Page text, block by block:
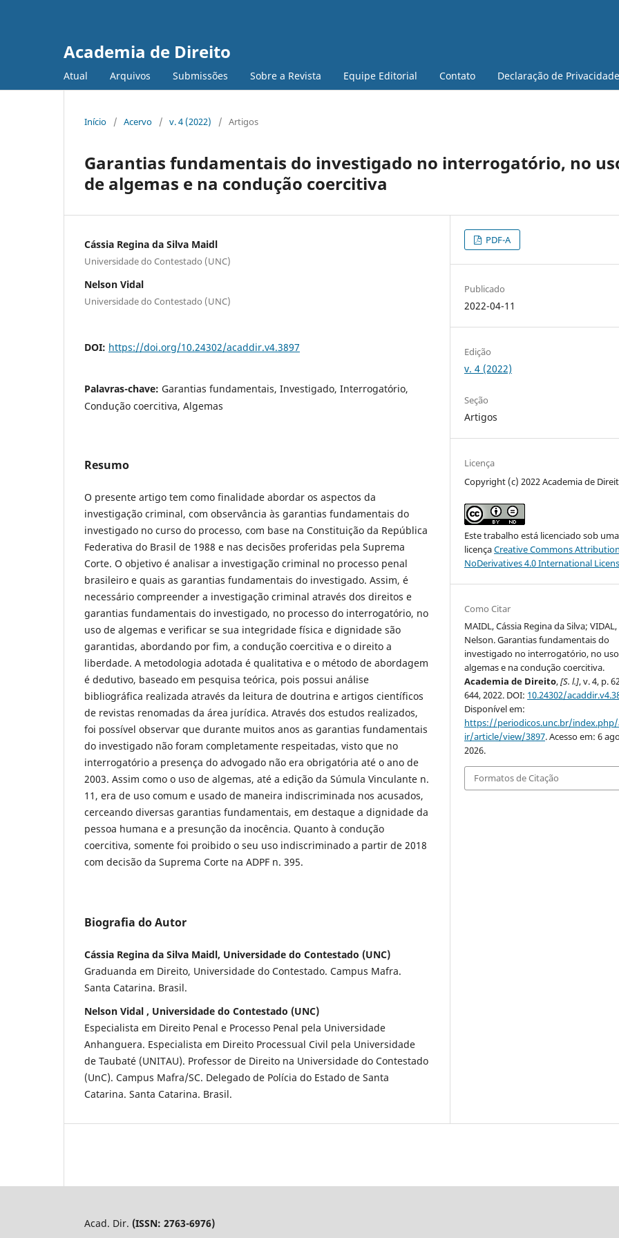
Academia de Direito
Atual Arquivos Submissões Sobre a Revista Equipe Editorial Contato Declaração de Privacidade
Início / Acervo / v. 4 (2022) / Artigos
Garantias fundamentais do investigado no interrogatório, no
de algemas e na condução coercitiva
Cássia Regina da Silva Maidl
Universidade do Contestado (UNC)
Nelson Vidal
Universidade do Contestado (UNC)
DOI: https://doi.org/10.24302/acaddir.v4.3897
Palavras-chave: Garantias fundamentais, Investigado, Interrogatório,
Condução coercitiva, Algemas
Resumo
O presente artigo tem como finalidade abordar os aspectos da
investigação criminal, com observância às garantias fundamentais do
investigado no curso do processo, com base na Constituição da República
Federativa do Brasil de 1988 e nas decisões proferidas pela Suprema
Corte. O objetivo é analisar a investigação criminal no processo penal
brasileiro e quais as garantias fundamentais do investigado. Assim, é
necessário compreender a investigação criminal através dos direitos e
garantias fundamentais do investigado, no processo do interrogatório, no
uso de algemas e verificar se sua integridade física e dignidade são
garantidas, abordando por fim, a condução coercitiva e o direito a
liberdade. A metodologia adotada é qualitativa e o método de abordagem
é dedutivo, baseado em pesquisa teórica, pois possui análise
bibliográfica realizada através da leitura de doutrina e artigos científicos
de revistas renomadas da área jurídica. Através dos estudos realizados,
foi possível observar que durante muitos anos as garantias fundamentais
do investigado não foram completamente respeitadas, visto que no
interrogatório a presença do advogado não era obrigatória até o ano de
2003. Assim como o uso de algemas, até a edição da Súmula Vinculante n.
11, era de uso comum e usado de maneira indiscriminada nos acusados,
cerceando diversas garantias fundamentais, em destaque a dignidade da
pessoa humana e a presunção da inocência. Quanto à condução
coercitiva, somente foi proibido o seu uso indiscriminado a partir de 2018
com decisão da Suprema Corte na ADPF n. 395.
Biografia do Autor
Cássia Regina da Silva Maidl, Universidade do Contestado (UNC)
Graduanda em Direito, Universidade do Contestado. Campus Mafra.
Santa Catarina. Brasil.
Nelson Vidal , Universidade do Contestado (UNC)
Especialista em Direito Penal e Processo Penal pela Universidade
Anhanguera. Especialista em Direito Processual Civil pela Universidade
de Taubaté (UNITAU). Professor de Direito na Universidade do Contestado
(UnC). Campus Mafra/SC. Delegado de Polícia do Estado de Santa
Catarina. Santa Catarina. Brasil.
PDF-A
Publicado
2022-04-11
Edição
v. 4 (2022)
Seção
Artigos
Licença
Copyright (c) 2022 Academia de
Este trabalho está licenciado sob uma
licençaCreative Commons
NoDerivatives 4.0 International
Como Citar
MAIDL, Cássia Regina da Silva; VIDAL,
Nelson. Garantias fundamentais do
investigado no interrogatório, no
algemas e na condução coercitiva.
Academia de Direito,[S. l.], v. 4, p.
644, 2022. DOI: 10.24302/
Disponível em:
https://periodicos.unc.br/index.php/
ir/article/view/3897. Acesso em: 6
2026.
Formatos de Citação
Acad. Dir. (ISSN: 2763-6976)